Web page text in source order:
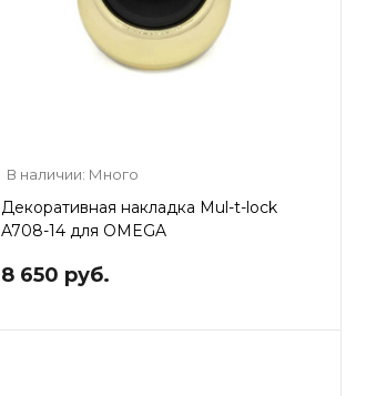
В наличии: Много
Декоративная накладка Mul-t-lock
A708-14 для OMEGA
8 650 руб.